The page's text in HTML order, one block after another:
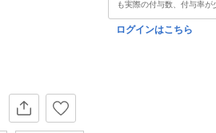
も実際の付与数、付与率が
ログインはこちら